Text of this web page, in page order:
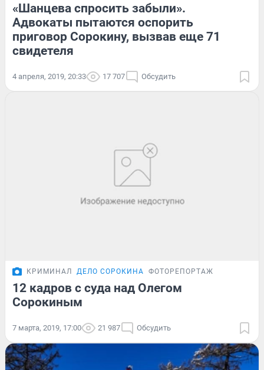
«Шанцева спросить забыли».
Адвокаты пытаются оспорить
приговор Сорокину, вызвав еще 71
свидетеля
4 апреля, 2019, 20:33 17 707 Обсудить
КРИМИНАЛ ДЕЛО СОРОКИНА ФОТОРЕПОРТАЖ
12 кадров с суда над Олегом
Сорокиным
7 марта, 2019, 17:00 21 987 Обсудить